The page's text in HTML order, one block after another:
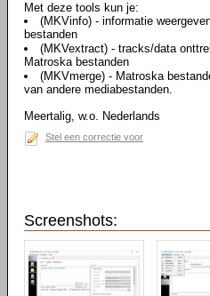
Met deze tools kun je:
(MKVinfo) - informatie
bestanden
(MKVextract) - tracks/data
Matroska bestanden
(MKVmerge) - Matroska
van andere mediabestanden.
Meertalig, w.o. Nederlands
Stel een correctie voor
Screenshots: